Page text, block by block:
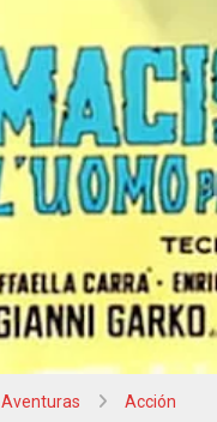
Aventuras Acción